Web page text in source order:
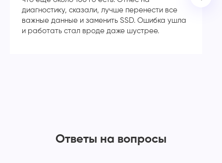
диагностику, сказали, лучше перенести все
важные данные и заменить SSD. Ошибка ушла
и работать стал вроде даже шустрее.
Ответы на вопросы